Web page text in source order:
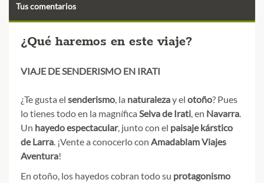
Tus comentarios
¿Qué haremos en este viaje?
VIAJE DE SENDERISMO EN IRATI
¿Te gusta el senderismo, la naturalezay el otoño? Pues
lo tienes todo en la magnífica Selva de Irati, en Navarra.
Un hayedo espectacular, junto con el paisaje kárstico
de Larra. ¡Vente a conocerlo con Amadablam Viajes
Aventura!
En otoño, los hayedos cobran todo su protagonismo